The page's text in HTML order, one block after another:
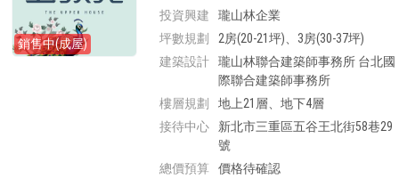
銷售中(成屋)
投資興建
瓏山林企業
坪數規劃
2房(20-21坪)、3房(30-37坪)
建築設計
瓏山林聯合建築師事務所 台北國
際聯合建築師事務所
樓層規劃
地上21層、地下4層
接待中心
新北市三重區五谷王北街58巷29
號
總價預算
價格待確認